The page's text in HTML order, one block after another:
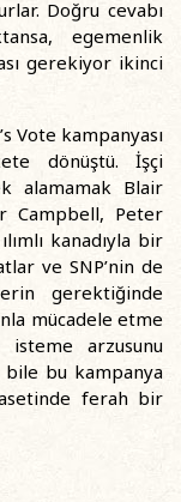
Doğru cevabı
egemenlik
gerekiyor ikinci
Vote kampanyası
dönüştü. İşçi
alamamak Blair
Campbell, Peter
kanadıyla bir
ve SNP’nin de
gerektiğinde
mücadele etme
arzusunu
bu kampanya
ferah bir